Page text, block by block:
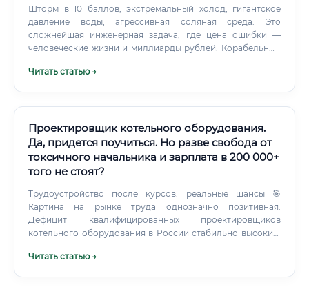
Шторм в 10 баллов, экстремальный холод, гигантское
давление воды, агрессивная соляная среда. Это
сложнейшая инженерная задача, где цена ошибки —
человеческие жизни и миллиарды рублей. Корабельный
Читать статью →
Проектировщик котельного оборудования.
Да, придется поучиться. Но разве свобода от
токсичного начальника и зарплата в 200 000+
того не стоят?
Трудоустройство после курсов: реальные шансы 🎯
Картина на рынке труда однозначно позитивная.
Дефицит квалифицированных проектировщиков
котельного оборудования в России стабильно высокий.
(ГПИ, частные компании) Промышленные предприятия
Читать статью →